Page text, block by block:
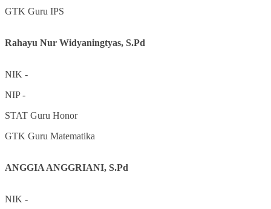
GTK Guru IPS
Rahayu Nur Widyaningtyas, S.Pd
NIK -
NIP-
STAT Guru Honor
GTK Guru Matematika
ANGGIA ANGGRIANI, S.Pd
NIK -